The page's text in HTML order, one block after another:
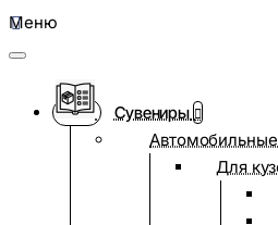
Меню
Сувениры
Для